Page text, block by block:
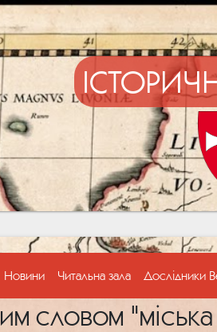
Новини Читальна зала Дослідники
словом "міська